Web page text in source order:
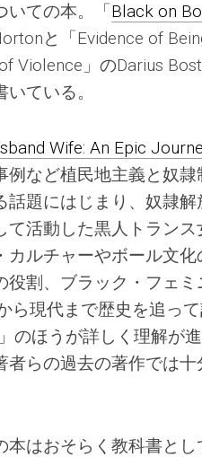
いての本。「Black on
と「Evidence of
Violence」のDarius
ている。
Wife: An Epic
例など植民地主義と奴
題にはじまり、奴隷
活動した黒人トラン
ルチャーやボール文化
割、ブラック・フェ
ら現代まで歴史を追っ
のほうが詳しく理解が
らの過去の著作では
本はおそらく教科書と